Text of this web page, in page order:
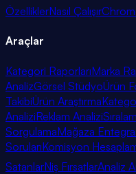
ÖzelliklerNasıl Çalışır
Araçlar
Kategori RaporlarıMarka
AnalizGörsel StüdyoÜrün
TakibiÜrün Araştırma
AnaliziReklam Analizi
SorgulamaMağaza
SorularıKomisyon
SatanlarNiş FırsatlarAnaliz